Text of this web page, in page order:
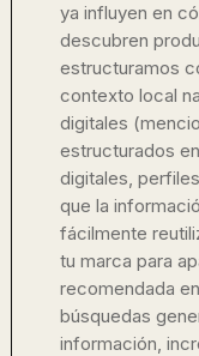
ya influyen en
descubren
estructuramos
contexto local
digitales
estructurados
digitales,
que la
fácilmente
tu marca para
recomendada
búsquedas
información,